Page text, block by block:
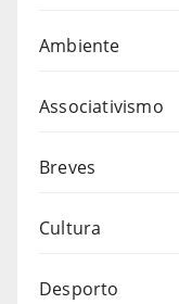
Ambiente
Associativismo
Breves
Cultura
Desporto